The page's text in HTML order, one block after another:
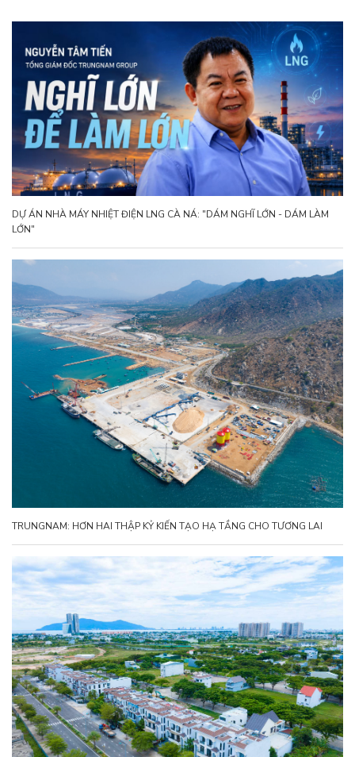
DỰ ÁN NHÀ MÁY NHIỆT ĐIỆN LNG CÀ NÁ: "DÁM NGHĨ LỚN - DÁM LÀM
LỚN"
TRUNGNAM: HƠN HAI THẬP KỶ KIẾN TẠO HẠ TẦNG CHO TƯƠNG LAI